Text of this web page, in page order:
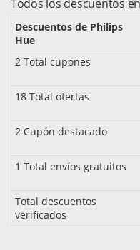
Todos los descuentos
Descuentos de Philips
Hue
2 Total cupones
18 Total ofertas
2 Cupón destacado
1 Total envíos gratuitos
Total descuentos
verificados